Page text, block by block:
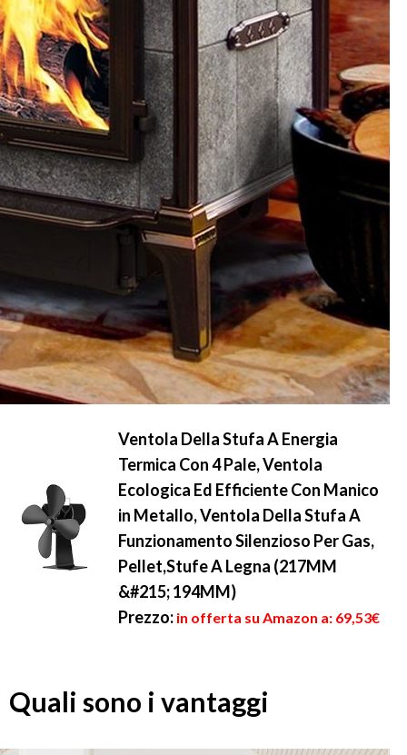
Ventola Della Stufa A Energia
Termica Con 4 Pale, Ventola
Ecologica Ed Efficiente Con Manico
in Metallo, Ventola Della Stufa A
Funzionamento Silenzioso Per Gas,
Pellet,Stufe A Legna (217MM
&#215; 194MM)
Prezzo: in offerta su Amazon a: 69,53€
Quali sono i vantaggi